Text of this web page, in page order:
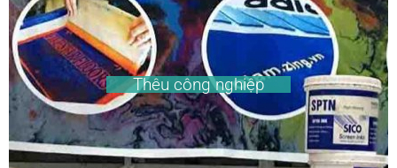
Thêu công nghiệp